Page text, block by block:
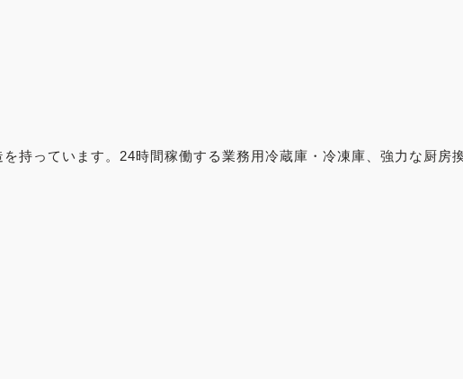
持っています。24時間稼働する業務用冷蔵庫・冷凍庫、強力な厨房